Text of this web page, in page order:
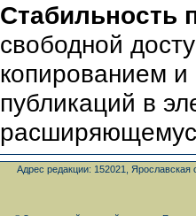
Стабильность
свободной
копированием
публикаций в
Адрес редакции: 152021, Ярославская